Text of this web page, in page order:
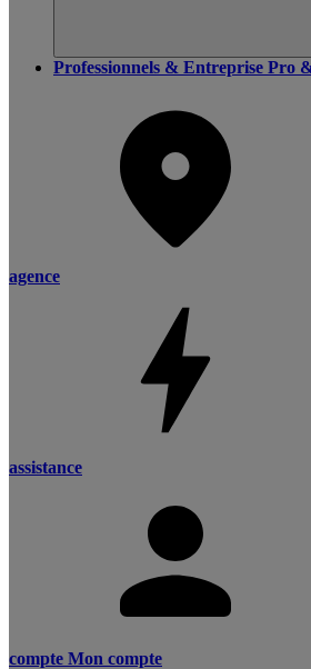
Professionnels & Entreprise Pro
agence
assistance
compte Mon compte